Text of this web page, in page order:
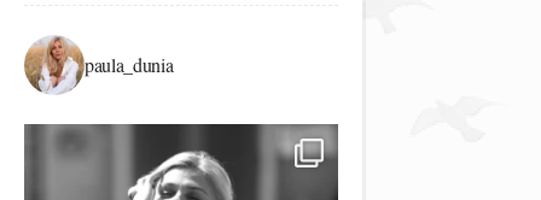
paula_dunia